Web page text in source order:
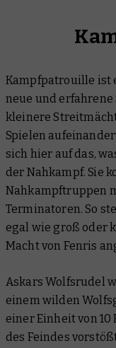
Kampfpatrouille ist
neue und
kleinere
Spielen
sich hier auf das,
der Nahkampf. Sie
Nahkampftruppen
Terminatoren. So
egal wie groß oder
Macht von Fenris
Askars Wolfsrudel
einem wilden
einer Einheit von
des Feindes